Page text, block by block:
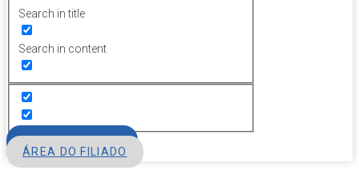
Search in title
Search in content
ÁREA DO FILIADO